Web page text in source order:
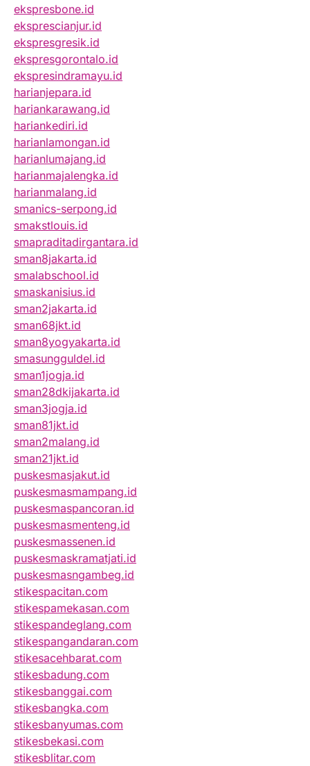
ekspresbone.id
eksprescianjur.id
ekspresgresik.id
ekspresgorontalo.id
ekspresindramayu.id
harianjepara.id
hariankarawang.id
hariankediri.id
harianlamongan.id
harianlumajang.id
harianmajalengka.id
harianmalang.id
smanics-serpong.id
smakstlouis.id
smapraditadirgantara.id
sman8jakarta.id
smalabschool.id
smaskanisius.id
sman2jakarta.id
sman68jkt.id
sman8yogyakarta.id
smasungguldel.id
sman1jogja.id
sman28dkijakarta.id
sman3jogja.id
sman81jkt.id
sman2malang.id
sman21jkt.id
puskesmasjakut.id
puskesmasmampang.id
puskesmaspancoran.id
puskesmasmenteng.id
puskesmassenen.id
puskesmaskramatjati.id
puskesmasngambeg.id
stikespacitan.com
stikespamekasan.com
stikespandeglang.com
stikespangandaran.com
stikesacehbarat.com
stikesbadung.com
stikesbanggai.com
stikesbangka.com
stikesbanyumas.com
stikesbekasi.com
stikesblitar.com